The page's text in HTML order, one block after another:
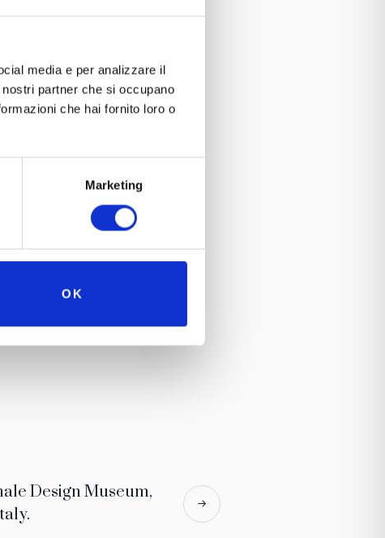
media e per analizzare il
partner che si occupano
che hai fornito loro o
Marketing
OK
Design Museum,